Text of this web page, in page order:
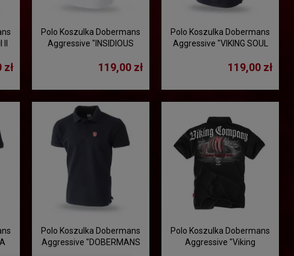
zł
Polo Koszulka Dobermans
Aggressive "INSIDIOUS
119,00 zł
Polo Koszulka Dobermans
Aggressive "VIKING SOUL
119,00 zł
Polo Koszulka Dobermans
Aggressive "DOBERMANS
Polo Koszulka Dobermans
Aggressive "Viking